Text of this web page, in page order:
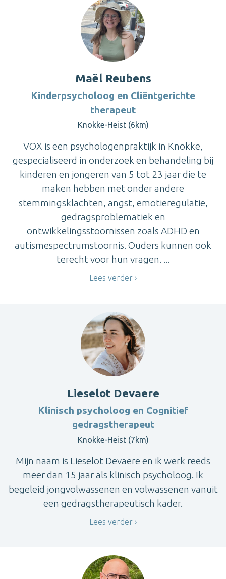
Maël Reubens
Kinderpsycholoog en Cliëntgerichte
therapeut
Knokke-Heist (6km)
VOX is een psychologenpraktijk in Knokke,
gespecialiseerd in onderzoek en behandeling bij
kinderen en jongeren van 5 tot 23 jaar die te
maken hebben met onder andere
stemmingsklachten, angst, emotieregulatie,
gedragsproblematiek en
ontwikkelingsstoornissen zoals ADHD en
autismespectrumstoornis. Ouders kunnen ook
terecht voor hun vragen. ...
Lees verder
Lieselot Devaere
Klinisch psycholoog en Cognitief
gedragstherapeut
Knokke-Heist (7km)
Mijn naam is Lieselot Devaere en ik werk reeds
meer dan 15 jaar als klinisch psycholoog. Ik
begeleid jongvolwassenen en volwassenen vanuit
een gedragstherapeutisch kader.
Lees verder